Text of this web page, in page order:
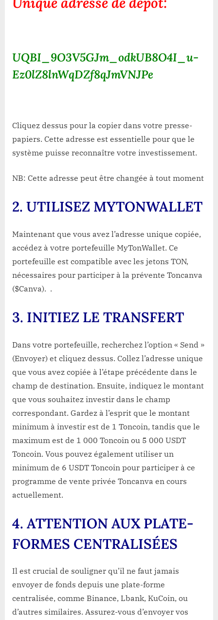
UQBI_9O3V5GJm_odkUB8O4I_u-
Ez0lZ8lnWqDZf8qJmVNJPe
Cliquez dessus pour la copier dans votre presse-
papiers. Cette adresse est essentielle pour que le
système puisse reconnaître votre investissement.
NB: Cette adresse peut être changée à tout moment
2. UTILISEZ MYTONWALLET
Maintenant que vous avez l’adresse unique copiée,
accédez à votre portefeuille MyTonWallet. Ce
portefeuille est compatible avec les jetons TON,
nécessaires pour participer à la prévente Toncanva
($Canva). .
3. INITIEZ LE TRANSFERT
Dans votre portefeuille, recherchez l’option « Send »
(Envoyer) et cliquez dessus. Collez l’adresse unique
que vous avez copiée à l’étape précédente dans le
champ de destination. Ensuite, indiquez le montant
que vous souhaitez investir dans le champ
correspondant. Gardez à l’esprit que le montant
minimum à investir est de 1 Toncoin, tandis que le
maximum est de 1 000 Toncoin ou 5 000 USDT
Toncoin. Vous pouvez également utiliser un
minimum de 6 USDT Toncoin pour participer à ce
programme de vente privée Toncanva en cours
actuellement.
4. ATTENTION AUX PLATE-
FORMES CENTRALISÉES
Il est crucial de souligner qu’il ne faut jamais
envoyer de fonds depuis une plate-forme
centralisée, comme Binance, Lbank, KuCoin, ou
d’autres similaires. Assurez-vous d’envoyer vos